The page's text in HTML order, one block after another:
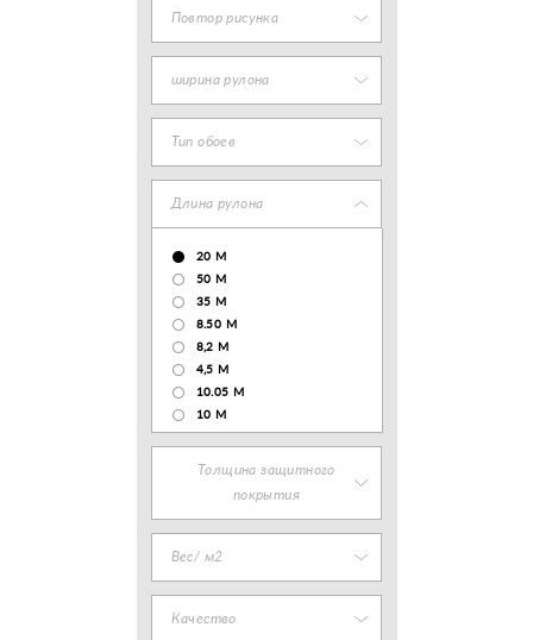
Повтор рисунка
ширина рулона
Тип обоев
Длина рулона
20 М
50 М
35 М
8.50 М
8,2 М
4,5 М
10.05 М
10 М
Толщина защитного
покрытия
Вес/ м2
Качество